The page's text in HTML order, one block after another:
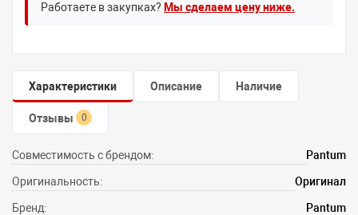
Работаете в закупках? Мы сделаем цену ниже.
Характеристики Описание Наличие
Отзывы 0
Совместимость с брендом: Pantum
Оригинальность: Оригинал
Бренд: Pantum